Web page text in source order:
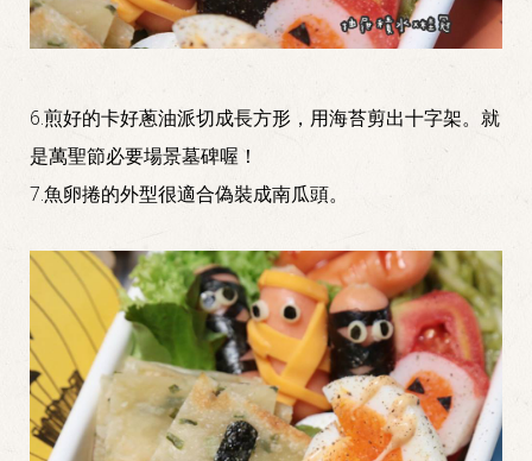
6.煎好的卡好蔥油派切成長方形，用海苔剪出十字架。就
是萬聖節必要場景墓碑喔！
7.魚卵捲的外型很適合偽裝成南瓜頭。